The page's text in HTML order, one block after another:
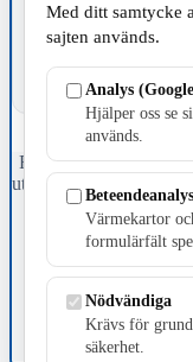
Fristående
ut tidningen
april 2026
Postadress:
Med ditt samtycke
sajten används.
Analys
Hjälper oss se
används.
Värmekartor
formulärfält
Nödvändiga
Krävs för
säkerhet.